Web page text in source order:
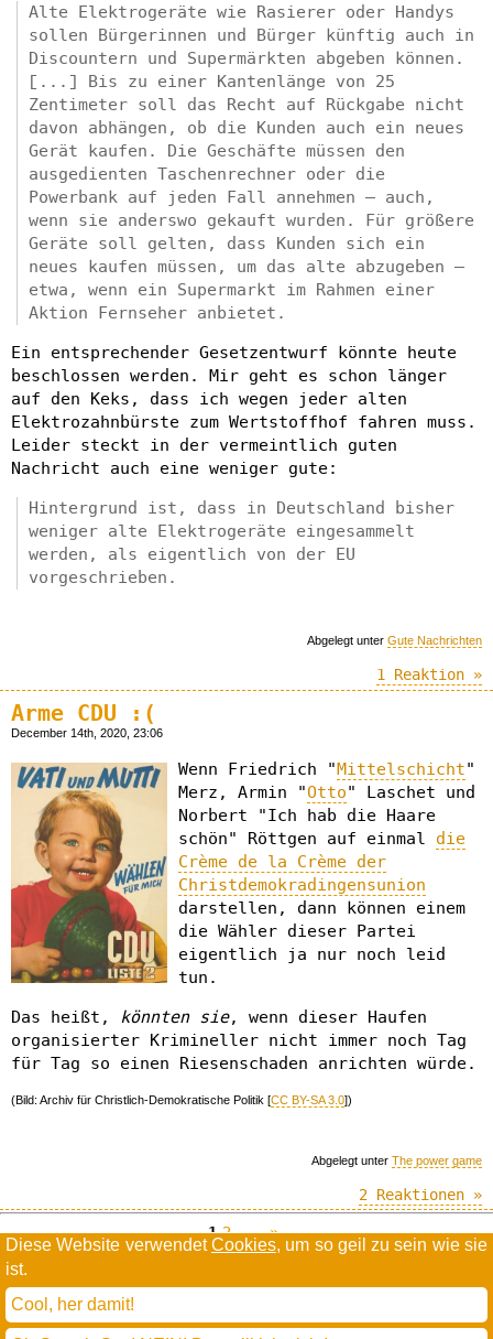
Diese Website verwendetCookies, um so geil zu sein wie sie
ist.
Cool, her damit!
Alte Elektrogeräte wie Rasierer oder Handys
sollen Bürgerinnen und Bürger künftig auch in
Discountern und Supermärkten abgeben können.
[...] Bis zu einer Kantenlänge von 25
Zentimeter soll das Recht auf Rückgabe nicht
davon abhängen, ob die Kunden auch ein neues
Gerät kaufen. Die Geschäfte müssen den
ausgedienten Taschenrechner oder die
Powerbank auf jeden Fall annehmen – auch,
wenn sie anderswo gekauft wurden. Für größere
Geräte soll gelten, dass Kunden sich ein
neues kaufen müssen, um das alte abzugeben –
etwa, wenn ein Supermarkt im Rahmen einer
Aktion Fernseher anbietet.
Ein entsprechender Gesetzentwurf könnte heute
beschlossen werden. Mir geht es schon länger
auf den Keks, dass ich wegen jeder alten
Elektrozahnbürste zum Wertstoffhof fahren muss.
Leider steckt in der vermeintlich guten
Nachricht auch eine weniger gute:
Hintergrund ist, dass in Deutschland bisher
weniger alte Elektrogeräte eingesammelt
werden, als eigentlich von der EU
vorgeschrieben.
Abgelegt unter Gute Nachrichten
1 Reaktion »
Arme CDU :(
December 14th, 2020, 23:06
Wenn Friedrich "Mittelschicht"
Merz, Armin "Otto" Laschet und
Norbert "Ich hab die Haare
schön" Röttgen auf einmal die
Crème de la Crème der
Christdemokradingensunion
darstellen, dann können einem
die Wähler dieser Partei
eigentlich ja nur noch leid
tun.
Das heißt,
könnten sie, wenn dieser Haufen
organisierter Krimineller nicht immer noch Tag
für Tag so einen Riesenschaden anrichten würde.
(Bild: Archiv für Christlich-Demokratische Politik [CC BY-SA 3.0])
Abgelegt unter The power game
2 Reaktionen »
1 2 --»
todamax rennt aufwordpress